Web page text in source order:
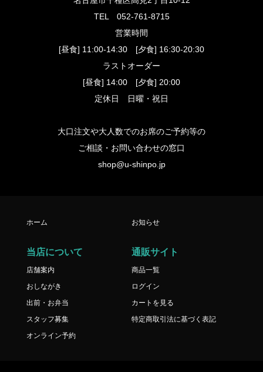
TEL 052-761-8715
営業時間
[昼食] 11:00-14:30 [夕食] 16:30-20:30
ラストオーダー
[昼食] 14:00 [夕食] 20:00
定休日 日曜・祝日
大口注文や大人数でのお席のご予約等の
ご相談・お問い合わせの窓口
shop@u-shinpo.jp
ホーム お知らせ
当店について
店舗案内
おしながき
出前・お弁当
スタッフ募集
オンライン予約
通販サイト
商品一覧
ログイン
カートを見る
特定商取引法に基づく表記